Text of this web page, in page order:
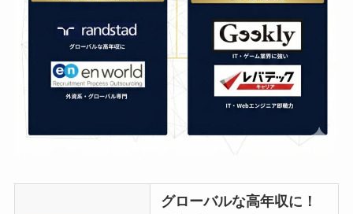
グローバルな高年収に！